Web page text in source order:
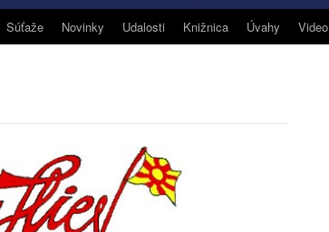
Súťaže Novinky Udalosti Knižnica Úvahy Video